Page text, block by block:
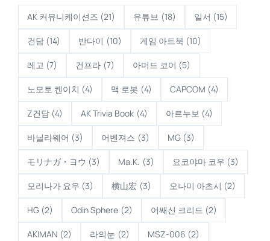
AK 커뮤니케이션즈 (21) 유튜브 (18) 일서 (15)
건담 (14) 반다이 (10) 게임 아트북 (10)
레고 (7) 건프라 (7) 아머드 코어 (5)
노모토 켄이치 (4) 맥 로봇 (4) CAPCOM (4)
Z건담 (4) AK Trivia Book (4) 아르누보 (4)
바닐라웨어 (3) 어벤져스 (3) MG (3)
モリナガ・ヨウ (3) Ma.K. (3) 요코야마 코우 (3)
모리나가 요우 (3) 横山宏 (3) 오나미 아츠시 (2)
HG (2) Odin Sphere (2) 어쌔신 크리드 (2)
AKIMAN (2) 라의눈 (2) MSZ-006 (2)